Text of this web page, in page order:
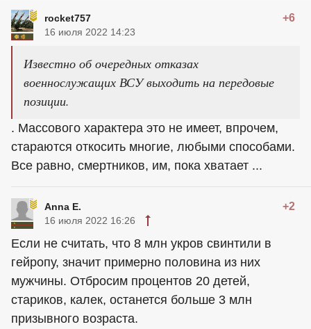
rocket757 +6
16 июля 2022 14:23
Известно об очередных отказах
военнослужащих ВСУ выходить на передовые
позиции.
. Массового характера это не имеет, впрочем,
стараются откосить многие, любыми способами.
Все равно, смертников, им, пока хватает ...
Anna E. +2
16 июля 2022 16:26
Если не считать, что 8 млн укров свинтили в
гейропу, значит примерно половина из них
мужчины. Отбросим процентов 20 детей,
стариков, калек, останется больше 3 млн
призывного возраста.